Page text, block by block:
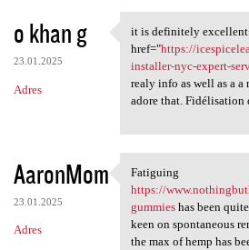
o khan g
23.01.2025
Adres
it is definitely
it is definitely
href="https://
installer-nyc-expert-
realy info as well as a
adore that. Fidélisation
AaronMom
23.01.2025
Adres
Fatiguing https://
Fatiguing
https://
gummieshas been
keen on spontaneous
the max of hemp has